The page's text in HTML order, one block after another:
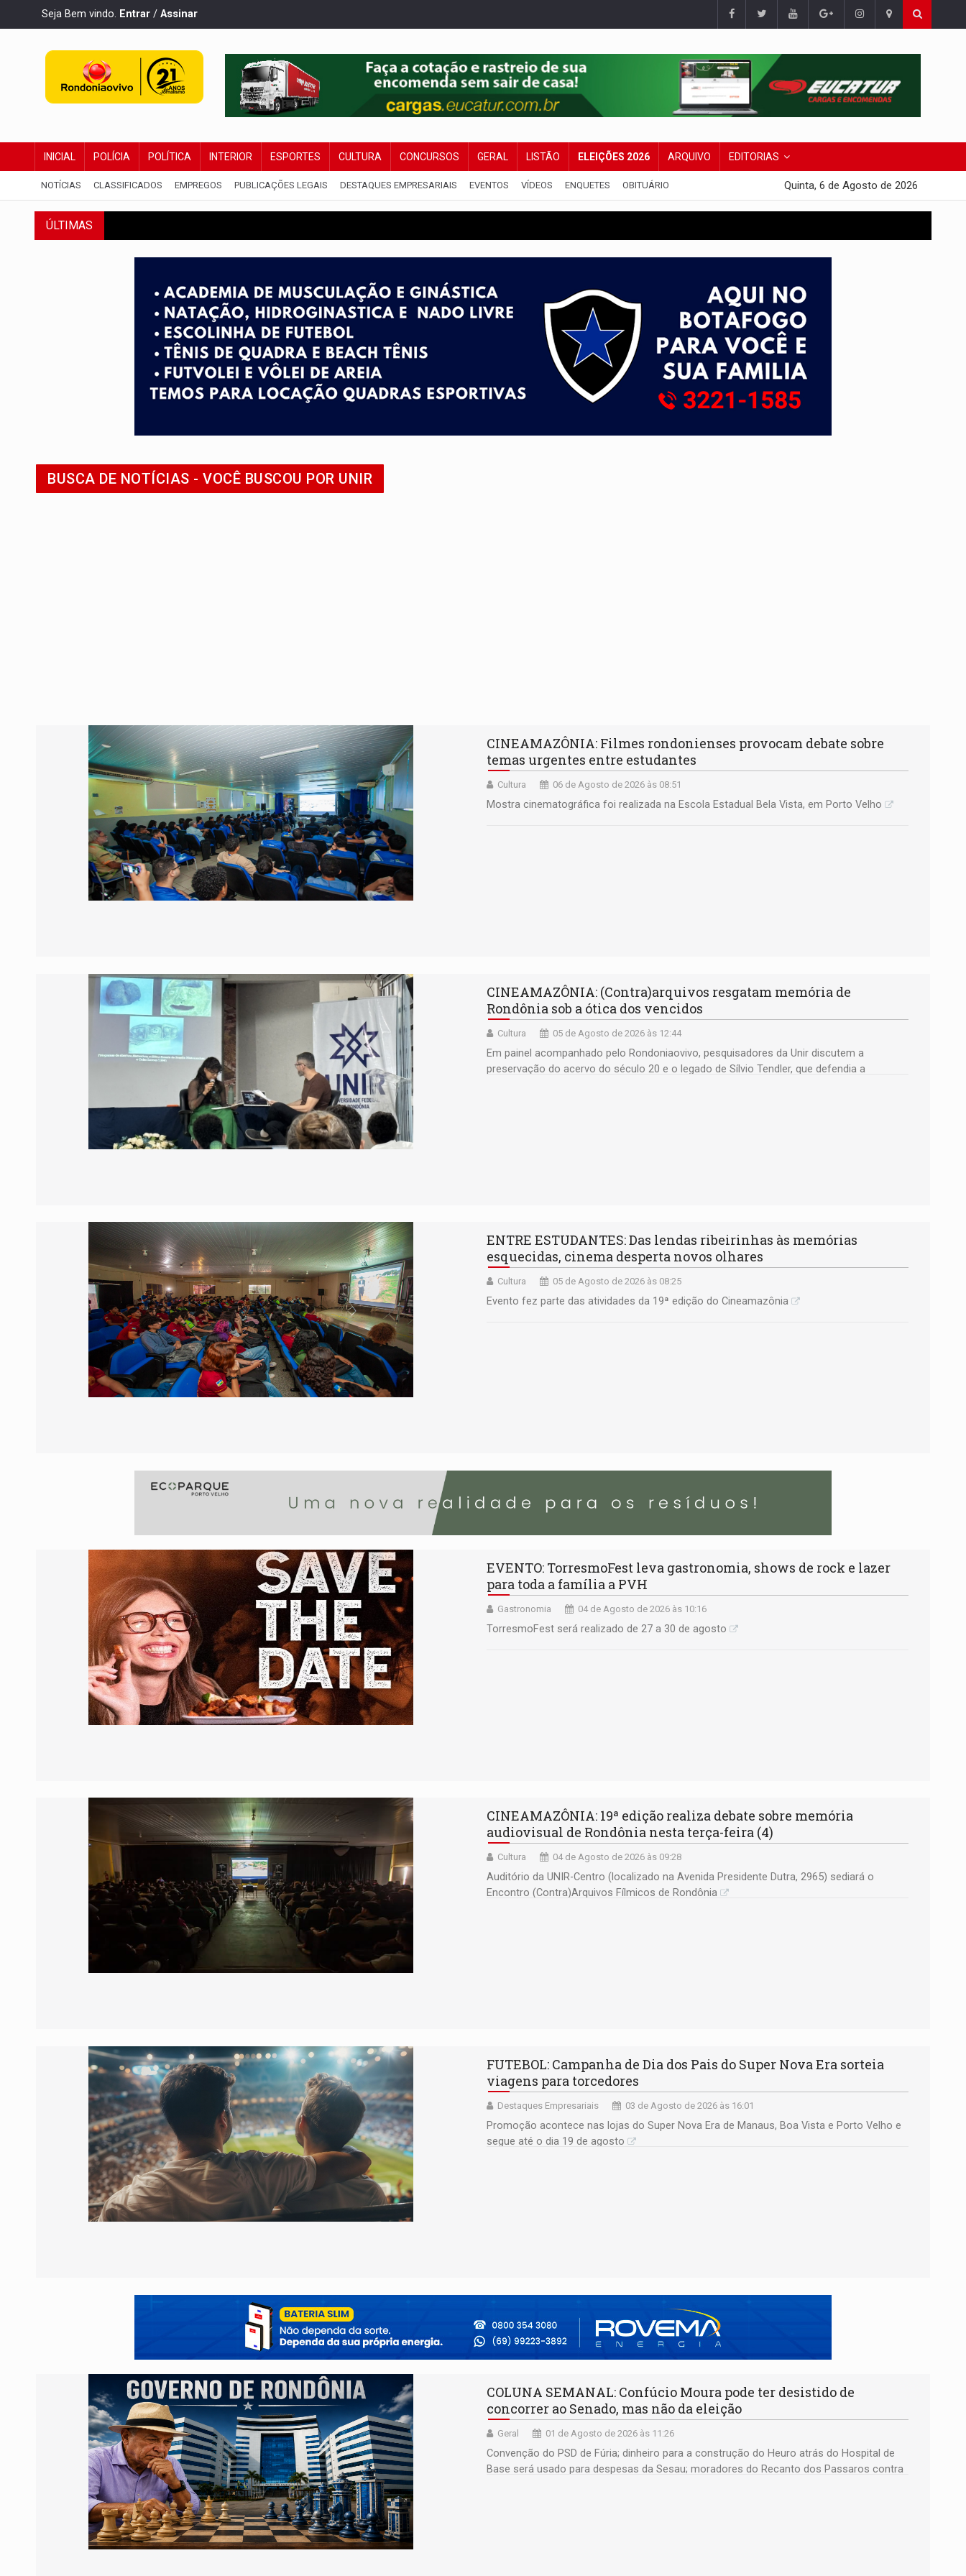
Seja Bem vindo. Entrar / Assinar
INICIAL POLÍCIA POLÍTICA INTERIOR ESPORTES CULTURA CONCURSOS GERAL LISTÃO ELEIÇÕES 2026 ARQUIVO EDITORIAS
NOTÍCIAS CLASSIFICADOS EMPREGOS PUBLICAÇÕES LEGAIS DESTAQUES EMPRESARIAIS EVENTOS VÍDEOS ENQUETES OBITUÁRIO Quinta, 6 de Agosto de 2026
ÚLTIMAS
BUSCA DE NOTÍCIAS - VOCÊ BUSCOU POR UNIR
CINEAMAZÔNIA: Filmes rondonienses provocam debate sobre
temas urgentes entre estudantes
Cultura 06 de Agosto de 2026 às 08:51
Mostra cinematográfica foi realizada na Escola Estadual Bela Vista, em Porto Velho
CINEAMAZÔNIA: (Contra)arquivos resgatam memória de
Rondônia sob a ótica dos vencidos
Cultura 05 de Agosto de 2026 às 12:44
Em painel acompanhado pelo Rondoniaovivo, pesquisadores da Unir discutem a
preservação do acervo do século 20 e o legado de Sílvio Tendler, que defendia a
ENTRE ESTUDANTES: Das lendas ribeirinhas às memórias
esquecidas, cinema desperta novos olhares
Cultura 05 de Agosto de 2026 às 08:25
Evento fez parte das atividades da 19ª edição do Cineamazônia
EVENTO: TorresmoFest leva gastronomia, shows de rock e lazer
para toda a família a PVH
Gastronomia 04 de Agosto de 2026 às 10:16
TorresmoFest será realizado de 27 a 30 de agosto
CINEAMAZÔNIA: 19ª edição realiza debate sobre memória
audiovisual de Rondônia nesta terça-feira (4)
Cultura 04 de Agosto de 2026 às 09:28
Auditório da UNIR-Centro (localizado na Avenida Presidente Dutra, 2965) sediará o
Encontro (Contra)Arquivos Fílmicos de Rondônia
FUTEBOL: Campanha de Dia dos Pais do Super Nova Era sorteia
viagens para torcedores
Destaques Empresariais 03 de Agosto de 2026 às 16:01
Promoção acontece nas lojas do Super Nova Era de Manaus, Boa Vista e Porto Velho e
segue até o dia 19 de agosto
COLUNA SEMANAL: Confúcio Moura pode ter desistido de
concorrer ao Senado, mas não da eleição
Geral 01 de Agosto de 2026 às 11:26
Convenção do PSD de Fúria; dinheiro para a construção do Heuro atrás do Hospital de
Base será usado para despesas da Sesau; moradores do Recanto dos Passaros contra